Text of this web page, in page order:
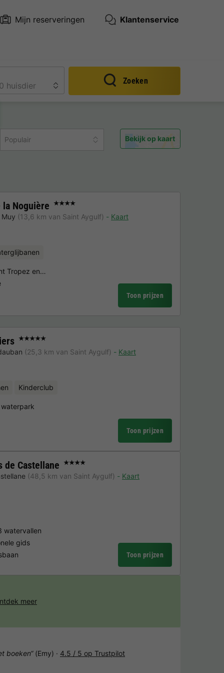
Mijn reserveringen Klantenservice
Zoeken
Populair Bekijk op kaart
la Noguière ★★★★
Muy (13,6 km van Saint Aygulf)
Kaart
Tropez en…
Toon prijzen
★★★★★
(25,3 km van Saint Aygulf)
Kaart
Kinderclub
Toon prijzen
de Castellane ★★★★
(48,5 km van Saint Aygulf)
Kaart
watervallen
gids
Toon prijzen
meer
boeken“(Emy) · 4.5 / 5 op Trustpilot